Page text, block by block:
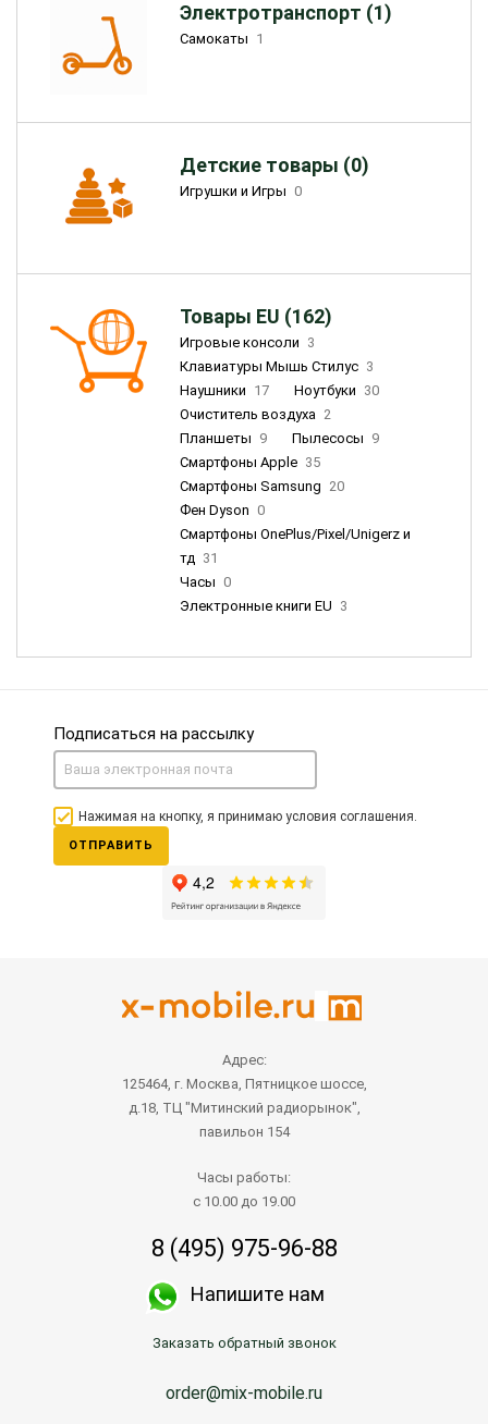
Электротранспорт (1)
Самокаты 1
Детские товары (0)
Игрушки и Игры 0
Товары EU (162)
Игровые консоли 3
Клавиатуры Мышь Стилус 3
Наушники 17 Ноутбуки 30
Очиститель воздуха 2
Планшеты 9 Пылесосы 9
Смартфоны Apple 35
Смартфоны Samsung 20
Фен Dyson 0
Смартфоны OnePlus/Pixel/Unigerz и
тд 31
Часы 0
Электронные книги EU 3
Подписаться на рассылку
Нажимая на кнопку, я принимаю условия соглашения.
ОТПРАВИТЬ
Адрес:
125464, г. Москва, Пятницкое шоссе,
д.18, ТЦ "Митинский радиорынок",
павильон 154
Часы работы:
с 10.00 до 19.00
8 (495) 975-96-88
Напишите нам
Заказать обратный звонок
order@mix-mobile.ru